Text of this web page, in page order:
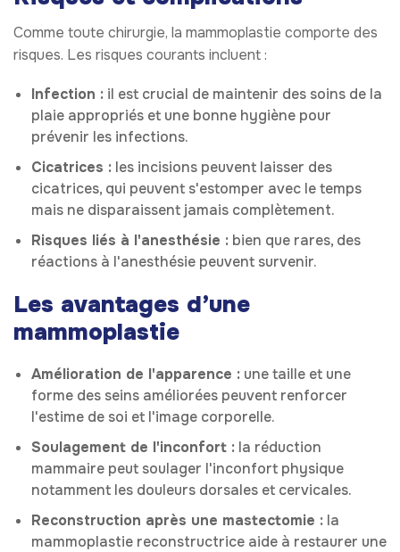
Comme toute chirurgie, la mammoplastie comporte des
risques. Les risques courants incluent :
Infection : il est crucial de maintenir des soins de la
plaie appropriés et une bonne hygiène pour
prévenir les infections.
Cicatrices : les incisions peuvent laisser des
cicatrices, qui peuvent s'estomper avec le temps
mais ne disparaissent jamais complètement.
Risques liés à l'anesthésie : bien que rares, des
réactions à l'anesthésie peuvent survenir.
Les avantages d’une
mammoplastie
Amélioration de l'apparence : une taille et une
forme des seins améliorées peuvent renforcer
l'estime de soi et l'image corporelle.
Soulagement de l'inconfort : la réduction
mammaire peut soulager l'inconfort physique
notamment les douleurs dorsales et cervicales.
Reconstruction après une mastectomie : la
mammoplastie reconstructrice aide à restaurer une